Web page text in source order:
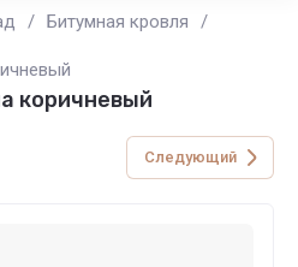
/ Битумная кровля
/
коричневый
Следующий